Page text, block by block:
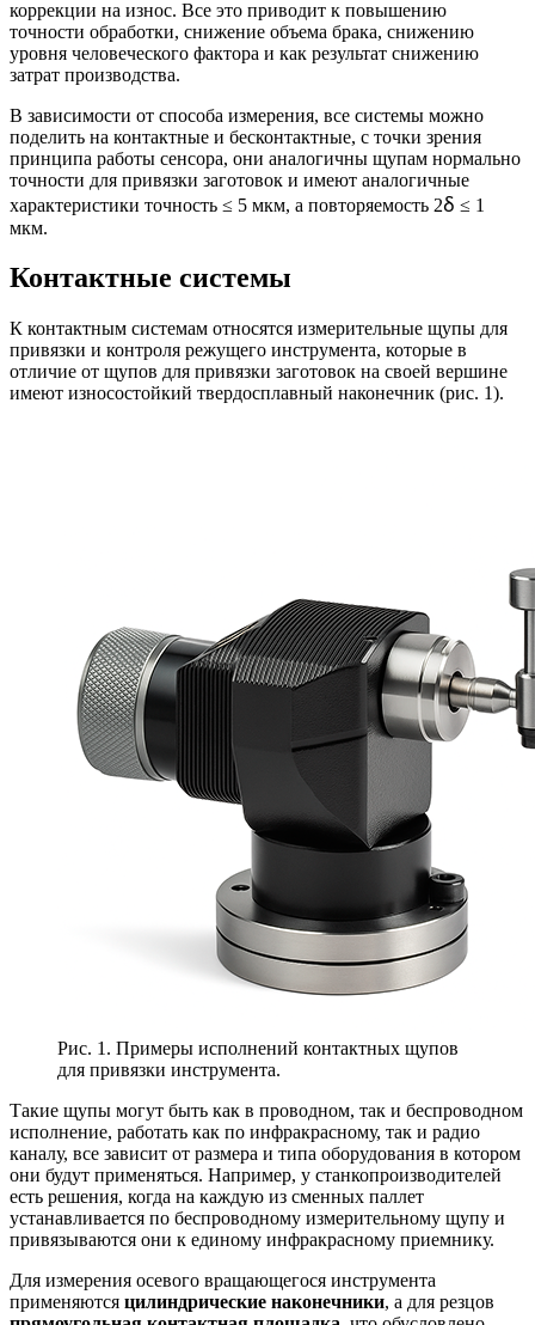
коррекции на износ. Все это приводит к повышению
точности обработки, снижение объема брака, снижению
уровня человеческого фактора и как результат снижению
затрат производства.
В зависимости от способа измерения, все системы можно
поделить на контактные и бесконтактные, с точки зрения
принципа работы сенсора, они аналогичны щупам нормально
точности для привязки заготовок и имеют аналогичные
характеристики точность ≤ 5 мкм, а повторяемость 2ẟ ≤ 1
мкм.
Контактные системы
К контактным системам относятся измерительные щупы для
привязки и контроля режущего инструмента, которые в
отличие от щупов для привязки заготовок на своей вершине
имеют износостойкий твердосплавный наконечник (рис. 1).
Рис. 1. Примеры исполнений контактных щупов
для привязки инструмента.
Такие щупы могут быть как в проводном, так и беспроводном
исполнение, работать как по инфракрасному, так и радио
каналу, все зависит от размера и типа оборудования в котором
они будут применяться. Например, у станкопроизводителей
есть решения, когда на каждую из сменных паллет
устанавливается по беспроводному измерительному щупу и
привязываются они к единому инфракрасному приемнику.
Для измерения осевого вращающегося инструмента
применяются цилиндрические наконечники, а для резцов